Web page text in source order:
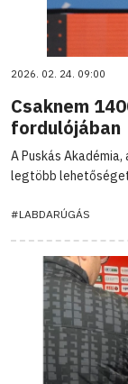
2026. 02. 24. 09:00
Csaknem
fordulójában
A Puskás
legtöbb
#LABDARÚGÁS